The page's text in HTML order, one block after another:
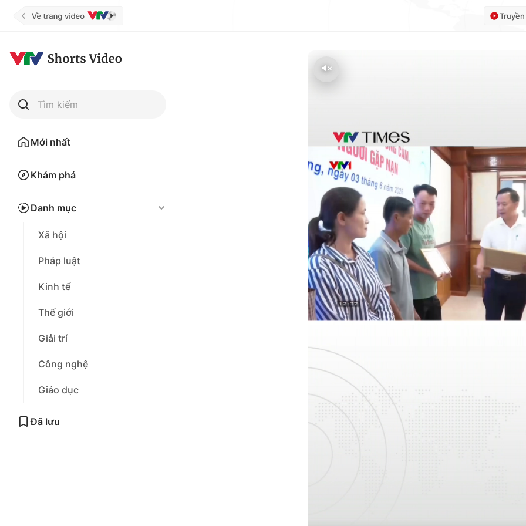
Tìm kiếm
Mới nhất
Khám phá
Danh mục
Xã hội
Pháp luật
Kinh tế
Thế giới
Giải trí
Công nghệ
Giáo dục
Đã lưu